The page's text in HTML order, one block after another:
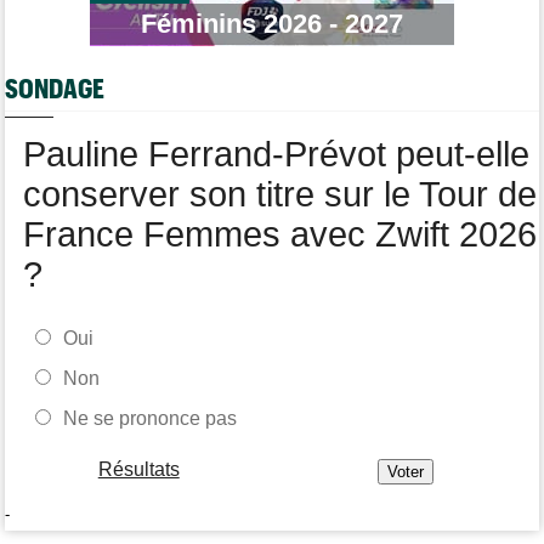
Transfert
Jakobsen réagit à son transfert : "J'ai encore de la ressource"
Puck Pieterse : "Je vise le maillot à pois..."
Féminins 2026 - 2027
SONDAGE
Pauline Ferrand-Prévot peut-elle
conserver son titre sur le Tour de
France Femmes avec Zwift 2026
?
Oui
Non
Ne se prononce pas
Résultats
-